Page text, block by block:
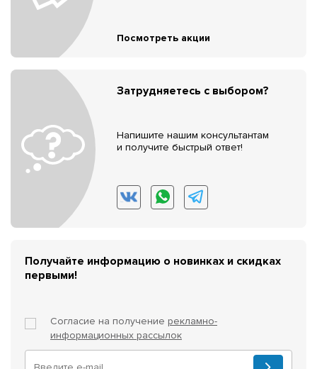
Посмотреть акции
Затрудняетесь с выбором?
Напишите нашим консультантам
и получите быстрый ответ!
Получайте информацию о новинках и скидках
первыми!
Согласие на получение рекламно-
информационных рассылок